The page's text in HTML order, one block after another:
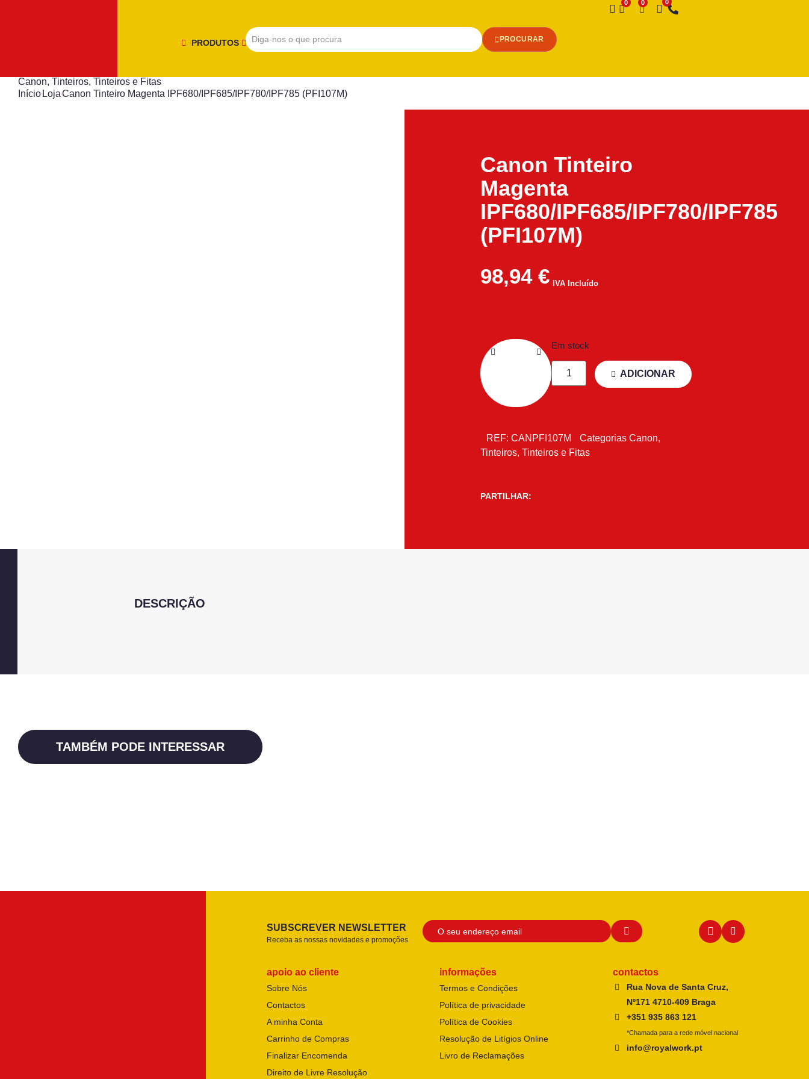
PRODUTOS PROCURAR
Desejo
Canon, Tinteiros, Tinteiros e Fitas
Início LojaCanon Tinteiro Magenta IPF680/IPF685/IPF780/IPF785 (PFI107M)
Canon Tinteiro
Magenta
IPF680/IPF685/IPF780/IPF785
(PFI107M)
98,94 € IVA Incluído
Em stock
ADICIONAR
REF: CANPFI107M Categorias Canon,
Tinteiros, Tinteiros e Fitas
PARTILHAR:
DESCRIÇÃO
TAMBÉM PODE INTERESSAR
SUBSCREVER NEWSLETTER
Receba as nossas novidades e promoções
apoio ao cliente
Sobre Nós
Contactos
A minha Conta
Carrinho de Compras
Finalizar Encomenda
Direito de Livre Resolução
informações
Termos e Condições
Política de privacidade
Política de Cookies
Resolução de Litígios Online
Livro de Reclamações
contactos
Rua Nova de Santa Cruz,
Nº171 4710-409 Braga
+351 935 863 121
*Chamada para a rede móvel nacional
info@royalwork.pt